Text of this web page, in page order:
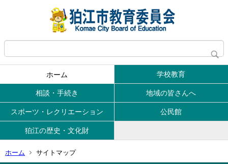
ホーム 学校教育
相談・手続き 地域の皆さんへ
スポーツ・レクリエーション 公民館
狛江の歴史・文化財
ホーム サイトマップ